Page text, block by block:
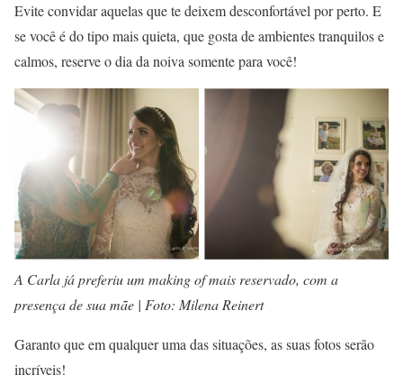
Evite convidar aquelas que te deixem desconfortável por perto. E
se você é do tipo mais quieta, que gosta de ambientes tranquilos e
calmos, reserve o dia da noiva somente para você!
A Carla já preferiu um making of mais reservado, com a
presença de sua mãe | Foto: Milena Reinert
Garanto que em qualquer uma das situações, as suas fotos serão
incríveis!